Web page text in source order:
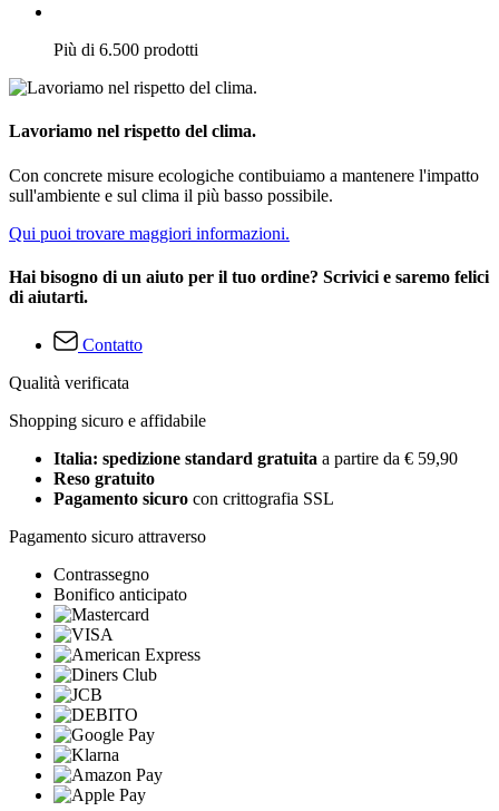
Più di 6.500 prodotti
Lavoriamo nel rispetto del clima.
Con concrete misure ecologiche contibuiamo a mantenere l'impatto
sull'ambiente e sul clima il più basso possibile.
Qui puoi trovare maggiori informazioni.
Hai bisogno di un aiuto per il tuo ordine? Scrivici e saremo felici
di aiutarti.
Contatto
Qualità verificata
Shopping sicuro e affidabile
Italia: spedizione standard gratuita a partire da € 59,90
Reso gratuito
Pagamento sicuro con crittografia SSL
Pagamento sicuro attraverso
Contrassegno
Bonifico anticipato